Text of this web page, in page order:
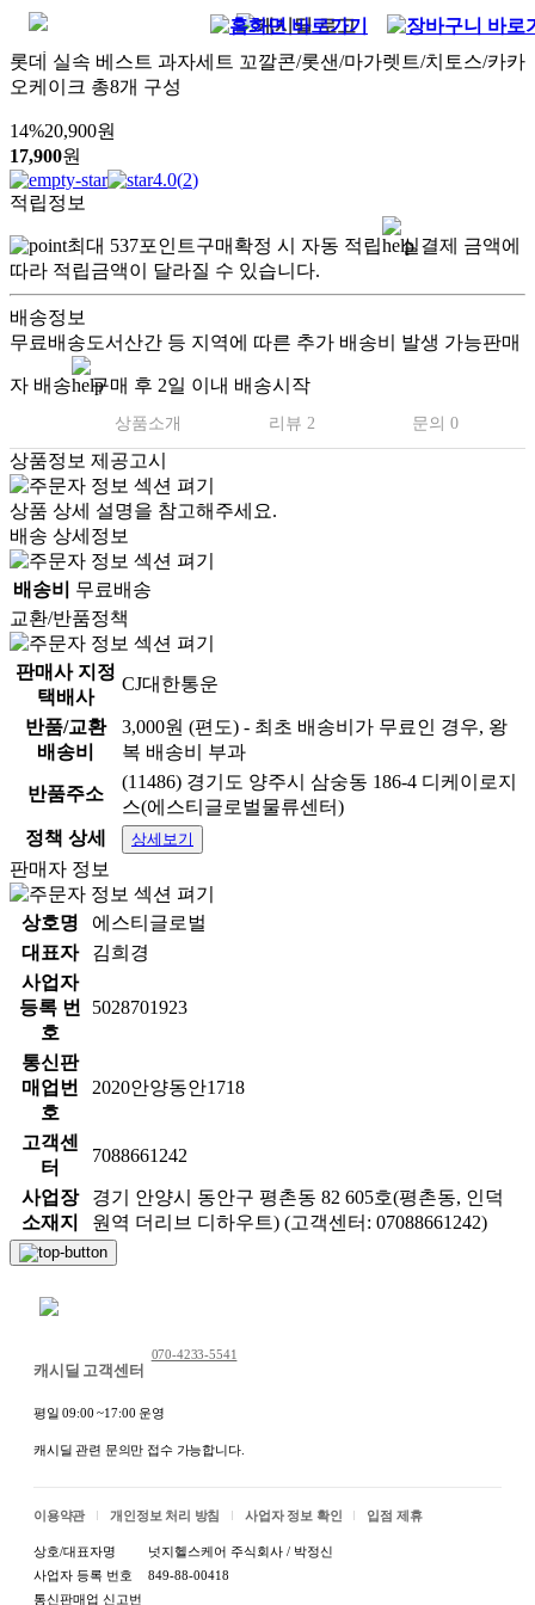
롯데 실속 베스트 과자세트 꼬깔콘/롯샌/마가렛트/치토스/카카
오케이크 총8개 구성
14%20,900원
17,900원
4.0(2)
적립정보
최대 537포인트구매확정 시 자동 적립
실결제 금액에
따라 적립금액이 달라질 수 있습니다.
배송정보
무료배송도서산간 등 지역에 따른 추가 배송비 발생 가능판매
자 배송 구매 후 2일 이내 배송시작
상품소개 리뷰 2 문의 0
상품정보 제공고시
상품 상세 설명을 참고해주세요.
배송 상세정보
배송비
무료배송
교환/반품정책
판매사 지정
택배사
CJ대한통운
반품/교환
배송비
3,000원 (편도) - 최초 배송비가 무료인 경우, 왕
복 배송비 부과
반품주소
(11486) 경기도 양주시 삼숭동 186-4 디케이로지
스(에스티글로벌물류센터)
정책 상세
상세보기
판매자 정보
상호명
에스티글로벌
대표자
김희경
사업자
등록 번
호
5028701923
통신판
매업번
호
2020안양동안1718
고객센
터
7088661242
사업장
소재지
경기 안양시 동안구 평촌동 82 605호(평촌동, 인덕
원역 더리브 디하우트) (고객센터: 07088661242)
캐시딜 고객센터
070-4233-5541
평일 09:00 ~17:00 운영
캐시딜 관련 문의만 접수 가능합니다.
이용약관 개인정보 처리 방침 사업자 정보 확인 입점 제휴
상호/대표자명
넛지헬스케어 주식회사 / 박정신
사업자 등록 번호
849-88-00418
통신판매업 신고번